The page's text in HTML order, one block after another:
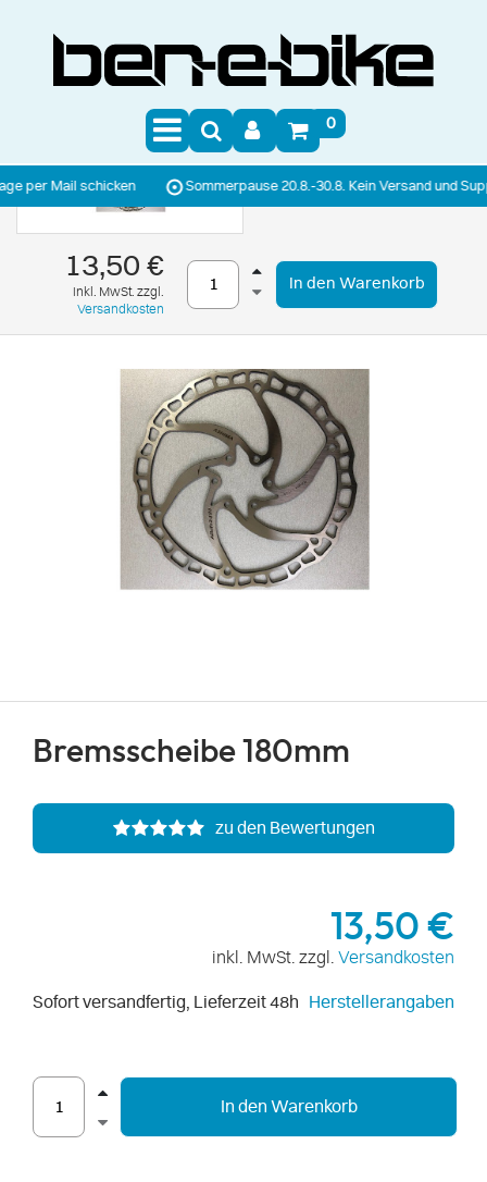
0
Mail schicken Sommerpause 20.8.-30.8. Kein Versand und Support
13,50 €
inkl. MwSt. zzgl.
Versandkosten
In den Warenkorb
Bremsscheibe 180mm
zu den Bewertungen
13,50 €
inkl. MwSt. zzgl. Versandkosten
Sofort versandfertig, Lieferzeit 48h Herstellerangaben
In den Warenkorb